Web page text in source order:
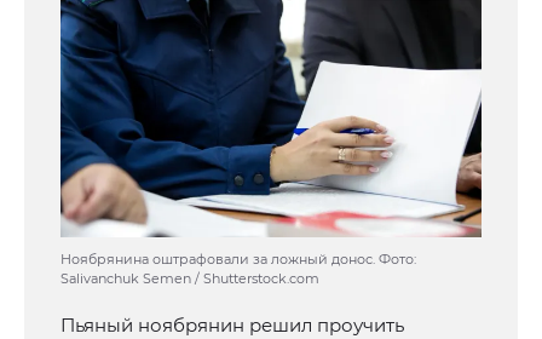
Ноябрянина оштрафовали за ложный донос. Фото:
Salivanchuk Semen / Shutterstock.com
Пьяный ноябрянин решил проучить